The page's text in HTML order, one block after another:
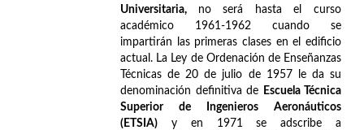
Universitaria, no será hasta el curso
académico 1961-1962 cuando se
impartirán las primeras clases en el edificio
actual. La Ley de Ordenación de Enseñanzas
Técnicas de 20 de julio de 1957 le da su
denominación definitiva de
Escuela Técnica
Superior de Ingenieros Aeronáuticos
(ETSIA) y en 1971 se adscribe a